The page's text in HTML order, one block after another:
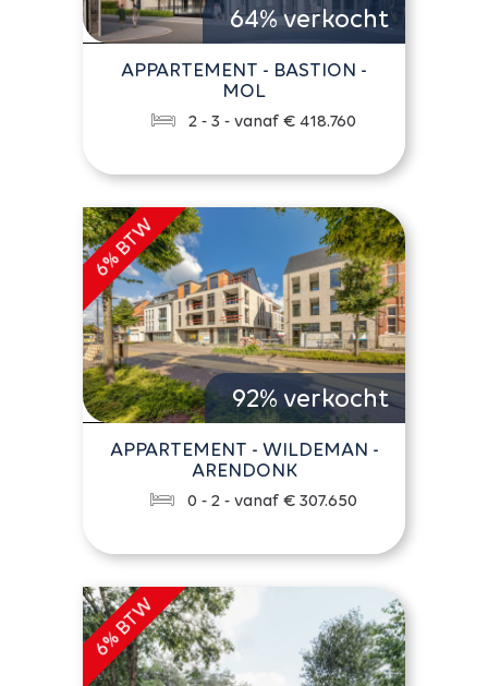
64% verkocht
APPARTEMENT - BASTION -
MOL
2 - 3 - vanaf € 418.760
92% verkocht
APPARTEMENT - WILDEMAN -
ARENDONK
0 - 2 - vanaf € 307.650